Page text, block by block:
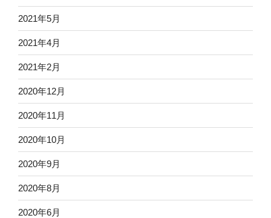
2021年5月
2021年4月
2021年2月
2020年12月
2020年11月
2020年10月
2020年9月
2020年8月
2020年6月